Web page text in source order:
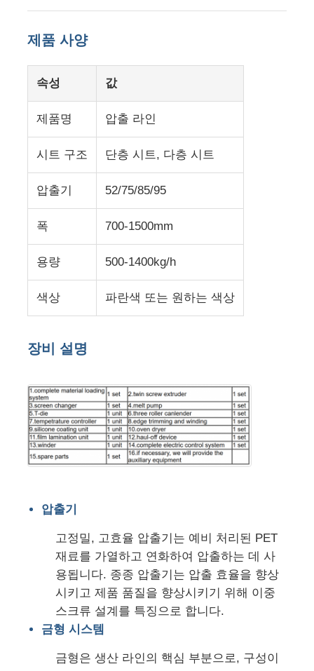
우리 에 관한 것
공장 투어
품질 관리
인용 을 요청 하십시오
피이티 시트 압출 라인
제품 사양
속성 값
제품명 압출 라인
시트 구조 단층 시트, 다층 시트
압출기 52/75/85/95
폭 700-1500mm
용량 500-1400kg/h
색상 파란색 또는 원하는 색상
장비 설명
압출기
고정밀, 고효율 압출기는 예비 처리된 PET
재료를 가열하고 연화하여 압출하는 데 사
용됩니다. 종종 압출기는 압출 효율을 향상
시키고 제품 품질을 향상시키기 위해 이중
스크류 설계를 특징으로 합니다.
금형 시스템
금형은 생산 라인의 핵심 부분으로, 구성이